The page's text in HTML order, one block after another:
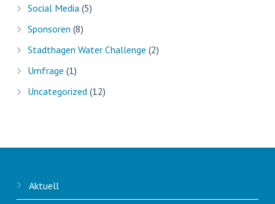
Social Media (5)
Sponsoren (8)
Stadthagen Water Challenge (2)
Umfrage (1)
Uncategorized (12)
Aktuell